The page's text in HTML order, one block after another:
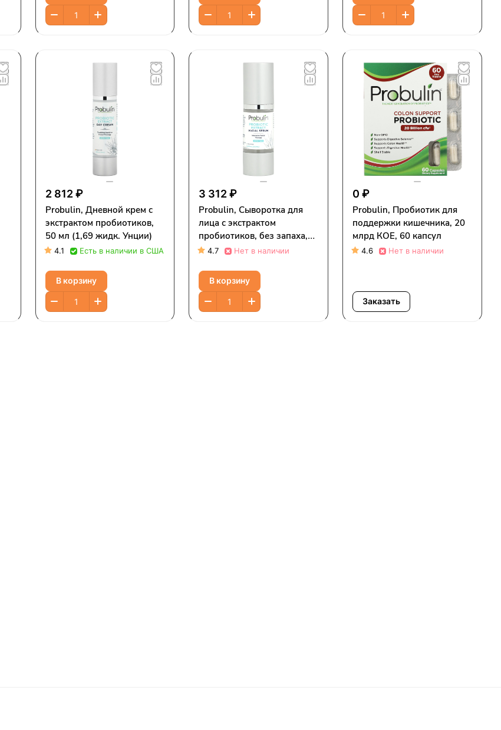
2 812 ₽
Probulin, Дневной крем с
экстрактом пробиотиков,
50 мл (1,69 жидк. Унции)
4.1 Есть в наличии в США
В корзину
3 312 ₽
Probulin, Сыворотка для
лица с экстрактом
пробиотиков, без запаха,
29,9 мл (1,01 жидк. Унции)
4.7 Нет в наличии
В корзину
0 ₽
Probulin, Пробиотик для
поддержки кишечника, 20
млрд КОЕ, 60 капсул
4.6 Нет в наличии
Заказать